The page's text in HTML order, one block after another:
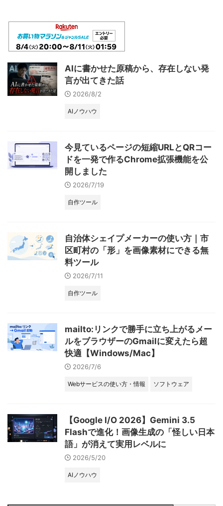
AIに書かせた原稿から、存在しない発
言が出てきた話
2026/8/2
AIノウハウ
今見ているページの短縮URLとQRコー
ドを一発で作るChrome拡張機能を公
開しました
2026/7/19
自作ツール
自治体シェイプメーカーの使い方｜市
区町村の「形」を画像素材にできる無
料ツール
2026/7/11
自作ツール
mailto:リンクで勝手に立ち上がるメー
ルをブラウザーのGmailに変えたら超
快適【Windows/Mac】
2026/7/6
Webサービスの使い方・情報 ソフトウェア
【Google I/O 2026】Gemini 3.5
Flashで進化！画像生成の「怪しい日本
語」が消えて実用レベルに
2026/5/20
AIノウハウ